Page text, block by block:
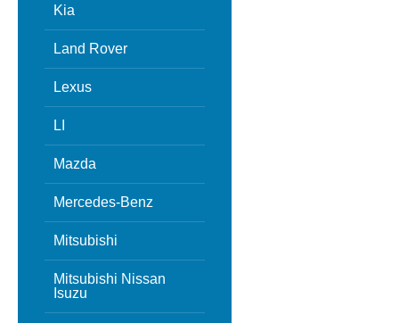
Kia
Land Rover
Lexus
LI
Mazda
Mercedes-Benz
Mitsubishi
Mitsubishi Nissan
Isuzu